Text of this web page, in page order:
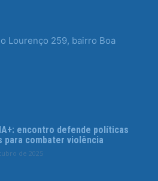
Lourenço 259, bairro Boa
encontro defende políticas
para combater violência
de 2025